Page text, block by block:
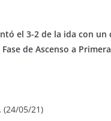
el 3-2 de la ida con
de Ascenso a
(24/05/21)